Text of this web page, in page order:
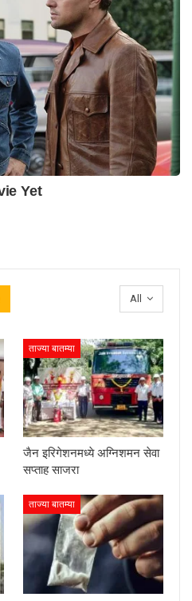
All
ताज्या बातम्या
जैन इरिगेशनमध्ये अग्निशमन सेवा
सप्ताह साजरा
ताज्या बातम्या